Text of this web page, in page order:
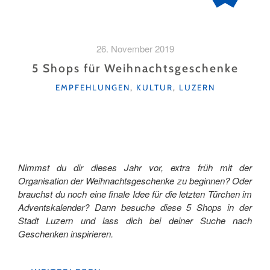
26. November 2019
5 Shops für Weihnachtsgeschenke
KATEGORIEN
EMPFEHLUNGEN, KULTUR, LUZERN
Nimmst du dir dieses Jahr vor, extra früh mit der
Organisation der Weihnachtsgeschenke zu beginnen? Oder
brauchst du noch eine finale Idee für die letzten Türchen im
Adventskalender? Dann besuche diese 5 Shops in der
Stadt Luzern und lass dich bei deiner Suche nach
Geschenken inspirieren.